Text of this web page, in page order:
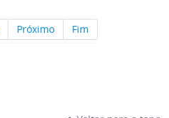
Próximo Fim